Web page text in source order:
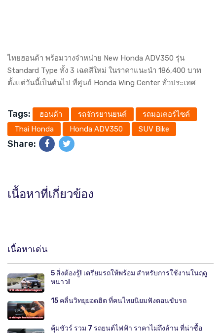
ไทยฮอนด้า พร้อมวางจำหน่าย New Honda ADV350 รุ่น
Standard Type ทั้ง 3 เฉดสีใหม่ ในราคาแนะนำ 186,400 บาท
ตั้งแต่วันนี้เป็นต้นไป ที่ศูนย์ Honda Wing Center ทั่วประเทศ
Tags: ฮอนด้า รถจักรยานยนต์
รถมอเตอร์ไซค์
Thai Honda
Honda ADV350 SUV Bike
Share:
เนื้อหาที่เกี่ยวข้อง
เนื้อหาเด่น
5 สิ่งต้องรู้! เตรียมรถให้พร้อม สำหรับการใช้งานในฤดู
หนาว!
15 คลื่นวิทยุยอดฮิต ที่คนไทยนิยมฟังตอนขับรถ
คุ้มชัวร์ รวม 7 รถยนต์ไฟฟ้า ราคาไม่ถึงล้าน ที่น่าซื้อ